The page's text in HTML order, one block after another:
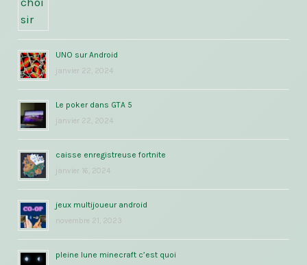
UNO sur Android
janvier 22, 2024
Le poker dans GTA 5
janvier 22, 2024
caisse enregistreuse fortnite
janvier 16, 2024
jeux multijoueur android
novembre 21, 2023
pleine lune minecraft c’est quoi